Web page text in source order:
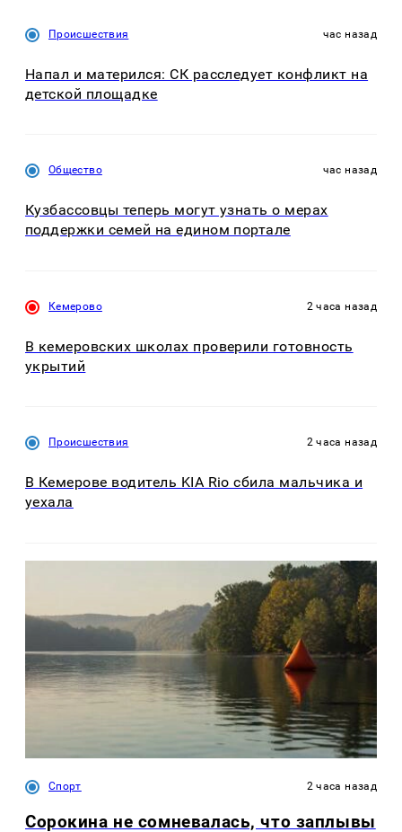
Происшествия час назад
Напал и матерился: СК расследует конфликт на
детской площадке
Общество час назад
Кузбассовцы теперь могут узнать о мерах
поддержки семей на едином портале
Кемерово 2 часа назад
В кемеровских школах проверили готовность
укрытий
Происшествия 2 часа назад
В Кемерове водитель KIA Rio сбила мальчика и
уехала
Спорт 2 часа назад
Сорокина не сомневалась, что заплывы